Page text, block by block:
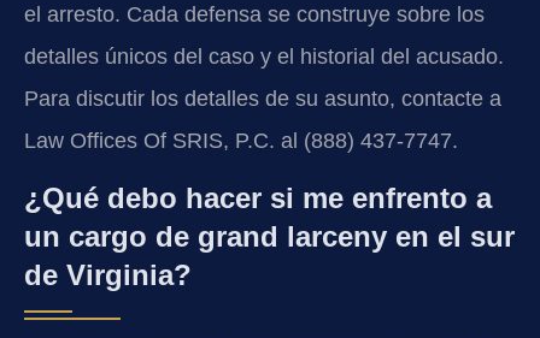
el arresto. Cada defensa se construye sobre los
detalles únicos del caso y el historial del acusado.
Para discutir los detalles de su asunto, contacte a
Law Offices Of SRIS, P.C. al (888) 437-7747.
¿Qué debo hacer si me enfrento a
un cargo de grand larceny en el sur
de Virginia?